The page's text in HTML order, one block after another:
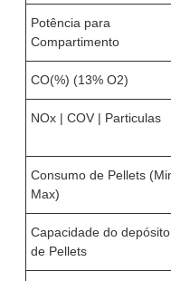
Potência para
Compartimento
CO(%) (13% O2)
NOx | COV | Particulas
Consumo de Pellets
Max)
Capacidade do depósito
de Pellets